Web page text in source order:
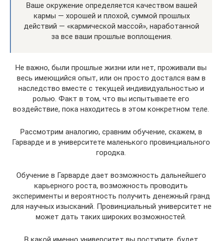
Ваше окружение определяется качеством вашей
кармы — хорошей и плохой, суммой прошлых
действий — «кармической массой», наработанной
за все ваши прошлые воплощения.
Не важно, были прошлые жизни или нет, проживали вы
весь имеющийся опыт, или он просто достался вам в
наследство вместе с текущей индивидуальностью и
ролью. Факт в том, что вы испытываете его
воздействие, пока находитесь в этом конкретном теле.
Рассмотрим аналогию, сравним обучение, скажем, в
Гарварде и в университете маленького провинциального
городка.
Обучение в Гарварде дает возможность дальнейшего
карьерного роста, возможность проводить
эксперименты и вероятность получить денежный гранд
для научных изысканий. Провинциальный университет не
может дать таких широких возможностей.